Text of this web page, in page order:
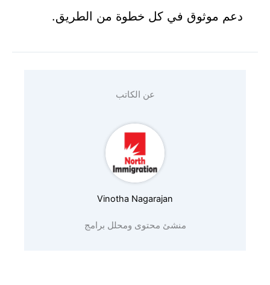
دعم موثوق في كل خطوة من الطريق.
عن الكاتب
Vinotha Nagarajan
منشئ محتوى ومحلل برامج